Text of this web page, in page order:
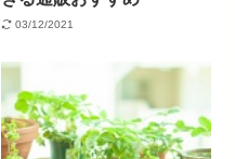
03/12/2021